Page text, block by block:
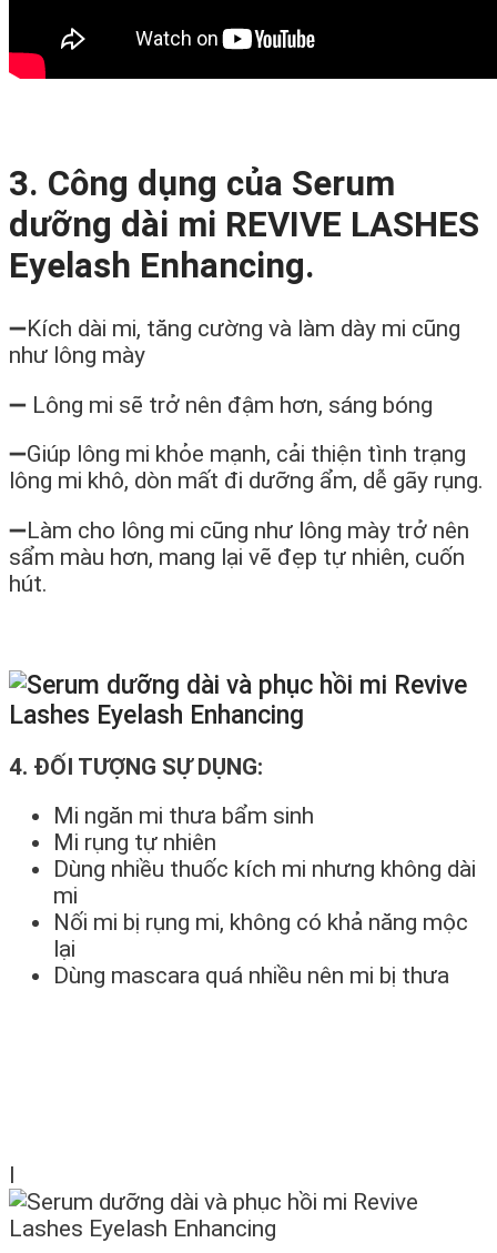
3. Công dụng của Serum
dưỡng dài mi REVIVE LASHES
Eyelash Enhancing.
➖Kích dài mi, tăng cường và làm dày mi cũng
như lông mày
➖ Lông mi sẽ trở nên đậm hơn, sáng bóng
➖Giúp lông mi khỏe mạnh, cải thiện tình trạng
lông mi khô, dòn mất đi dưỡng ẩm, dễ gãy rụng.
➖Làm cho lông mi cũng như lông mày trở nên
sẩm màu hơn, mang lại vẽ đẹp tự nhiên, cuốn
hút.
4. ĐỐI TƯỢNG SỰ DỤNG:
Mi ngăn mi thưa bẩm sinh
Mi rụng tự nhiên
Dùng nhiều thuốc kích mi nhưng không dài
mi
Nối mi bị rụng mi, không có khả năng mộc
lại
Dùng mascara quá nhiều nên mi bị thưa
l